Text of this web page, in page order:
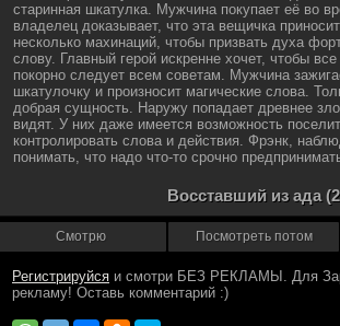
старинная шкатулка. Мужчина покупает её во
владелец доказывает, что эта вещичка
несколько махинаций, чтобы призвать духа
слову. Главный герой искренне хочет, чтобы
покорно следует всем советам. Мужчина
шкатулочку и произносит магические слова.
добрая сущность. Наружу попадает древнее
видят. У них даже имеется возможность
контролировать слова и действия. Фрэнк,
понимать, что надо что-то срочно
Восставший из ада
Смотрю Посмотреть потом
Регистрируйся